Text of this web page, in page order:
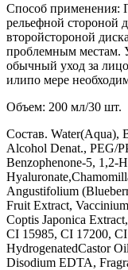
Способ применения:
рельефной стороной
второйстороной
проблемным местам.
обычный уход за
илипо мере
Объем: 200 мл/30 шт.
Состав. Water(Aqua),
Alcohol Denat., PEG/
Benzophenone-5, 1,2-
Angustifolium
Fruit Extract,
Coptis Japonica
CI 15985, CI 17200,
HydrogenatedCastor
Disodium EDTA,